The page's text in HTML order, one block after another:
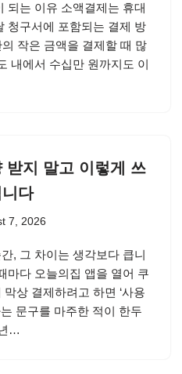
되는 이유 소액결제는 휴대
청구서에 포함되는 결제 방
작은 금액을 결제할 때 많
내에서 수십만 원까지도 이
받지 말고 이렇게 쓰
다
7, 2026
, 그 차이는 생각보다 큽니
마다 오늘의집 앱을 열어 쿠
상 결제하려고 하면 ‘사용
문구를 마주한 적이 한두
…